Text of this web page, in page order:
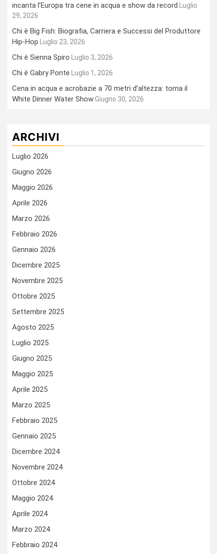
incanta l’Europa tra cene in acqua e show da record
Luglio
29, 2026
Chi è Big Fish: Biografia, Carriera e Successi del Produttore
Hip-Hop
Luglio 23, 2026
Chi è Sienna Spiro Luglio 3, 2026
Chi è Gabry Ponte Luglio 1, 2026
Cena in acqua e acrobazie a 70 metri d’altezza: torna il
White Dinner Water ShowGiugno 30, 2026
ARCHIVI
Luglio 2026
Giugno 2026
Maggio 2026
Aprile 2026
Marzo 2026
Febbraio 2026
Gennaio 2026
Dicembre 2025
Novembre 2025
Ottobre 2025
Settembre 2025
Agosto 2025
Luglio 2025
Giugno 2025
Maggio 2025
Aprile 2025
Marzo 2025
Febbraio 2025
Gennaio 2025
Dicembre 2024
Novembre 2024
Ottobre 2024
Maggio 2024
Aprile 2024
Marzo 2024
Febbraio 2024